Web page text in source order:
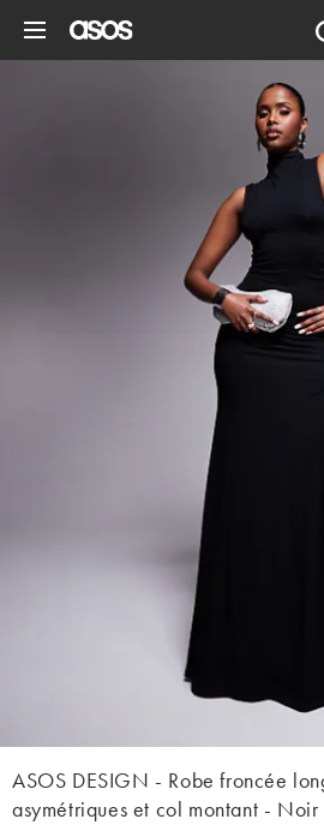
ASOS DESIGN - Robe froncée
asymétriques et col montant - Noir